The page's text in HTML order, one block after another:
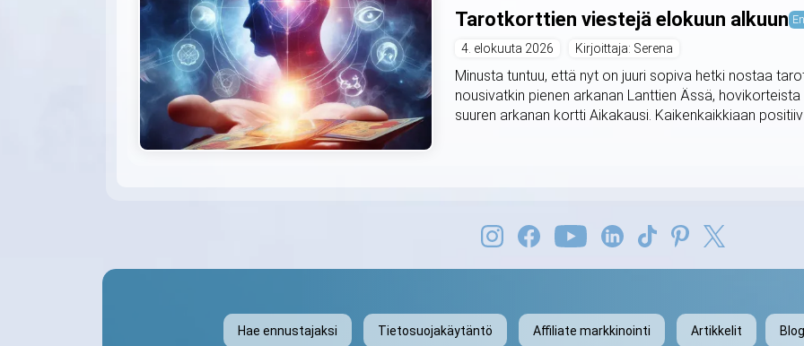
Tarotkorttien viestejä elokuun alkuun
4. elokuuta 2026 Kirjoittaja: Serena
Minusta tuntuu, että nyt on juuri sopiva hetki nostaa
nousivatkin pienen arkanan Lanttien Ässä,
suuren arkanan kortti Aikakausi. Kaikenkaikkiaan
Hae ennustajaksi Tietosuojakäytäntö Affiliate markkinointi Artikkelit